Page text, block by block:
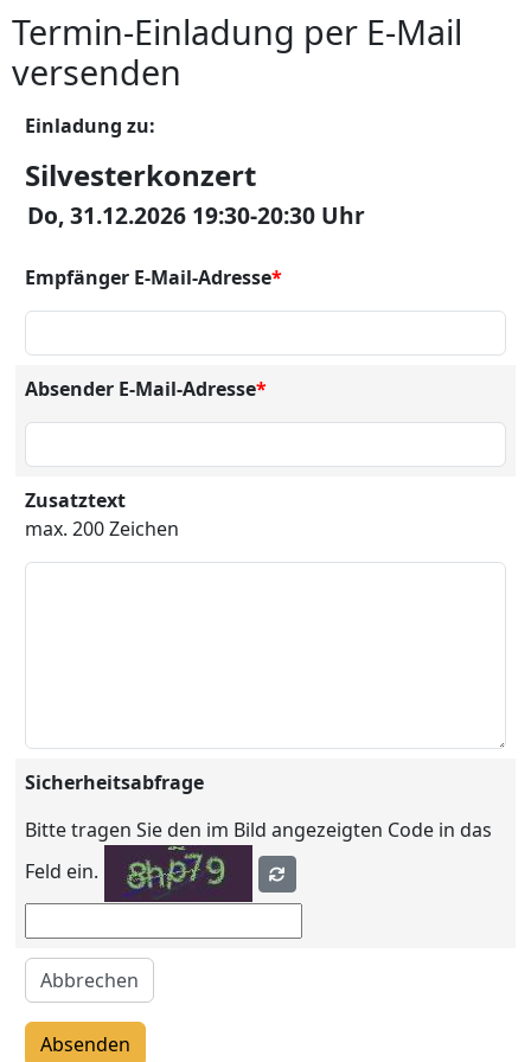
Termin-Einladung per E-Mail
versenden
Einladung zu:
Silvesterkonzert
Do, 31.12.2026 19:30-20:30 Uhr
Empfänger E-Mail-Adresse*
Absender E-Mail-Adresse*
Zusatztext
max. 200 Zeichen
Sicherheitsabfrage
Bitte tragen Sie den im Bild angezeigten Code in das
Feld ein.
Abbrechen
Absenden